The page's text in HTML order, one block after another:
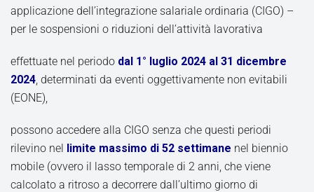
applicazione dell’integrazione salariale ordinaria (CIGO) –
per le sospensioni o riduzioni dell’attività lavorativa
effettuate nel periodo dal 1° luglio 2024 al 31 dicembre
2024, determinati da eventi oggettivamente non evitabili
(EONE),
possono accedere alla CIGO senza che questi periodi
rilevino nel limite massimo di 52 settimane nel biennio
mobile (ovvero il lasso temporale di 2 anni, che viene
calcolato a ritroso a decorrere dall’ultimo giorno di